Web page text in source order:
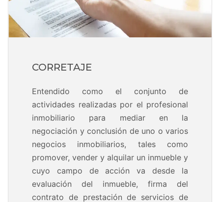
CORRETAJE
Entendido como el conjunto de
actividades realizadas por el profesional
inmobiliario para mediar en la
negociación y conclusión de uno o varios
negocios inmobiliarios, tales como
promover, vender y alquilar un inmueble y
cuyo campo de acción va desde la
evaluación del inmueble, firma del
contrato de prestación de servicios de